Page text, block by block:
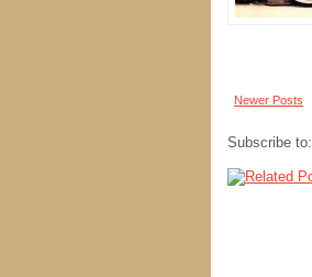
Newer Posts
Subscribe to: